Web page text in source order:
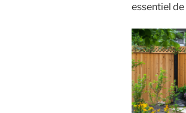
essentiel de